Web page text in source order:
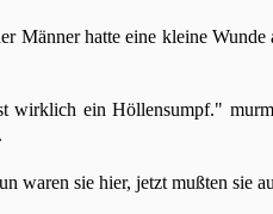
Männer hatte eine kleine
wirklich ein Höllensumpf."
waren sie hier, jetzt mußten sie